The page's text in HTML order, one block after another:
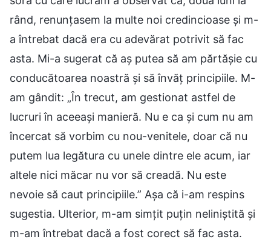
rând, renunțasem la multe noi credincioase și m-
a întrebat dacă era cu adevărat potrivit să fac
asta. Mi-a sugerat că aș putea să am părtășie cu
conducătoarea noastră și să învăț principiile. M-
am gândit: „În trecut, am gestionat astfel de
lucruri în aceeași manieră. Nu e ca și cum nu am
încercat să vorbim cu nou-venitele, doar că nu
putem lua legătura cu unele dintre ele acum, iar
altele nici măcar nu vor să creadă. Nu este
nevoie să caut principiile.” Așa că i-am respins
sugestia. Ulterior, m-am simțit puțin neliniștită și
m-am întrebat dacă a fost corect să fac asta.